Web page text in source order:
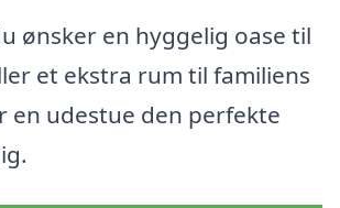
ønsker en hyggelig oase til
et ekstra rum til familiens
en udestue den perfekte